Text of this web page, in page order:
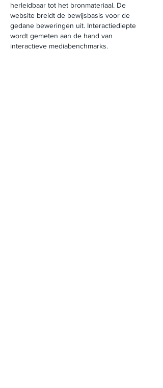
herleidbaar tot het bronmateriaal. De
website breidt de bewijsbasis voor de
gedane beweringen uit. Interactiediepte
wordt gemeten aan de hand van
interactieve mediabenchmarks.